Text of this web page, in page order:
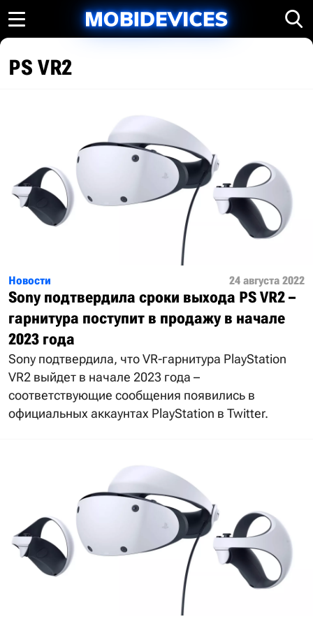
PS VR2
Новости 24 августа 2022
Sony подтвердила сроки выхода PS VR2 –
гарнитура поступит в продажу в начале
2023 года
Sony подтвердила, что VR-гарнитура PlayStation
VR2 выйдет в начале 2023 года –
соответствующие сообщения появились в
официальных аккаунтах PlayStation в Twitter.